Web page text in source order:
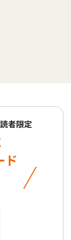
者限定
ド